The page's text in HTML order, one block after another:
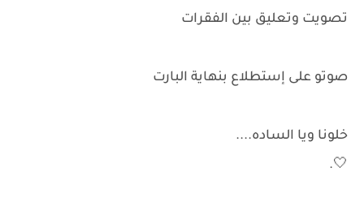
تصويت وتعليق بين الفقرات
صوتو على إستطلاع بنهاية البارت
خلونا ويا الساده....
🤍.